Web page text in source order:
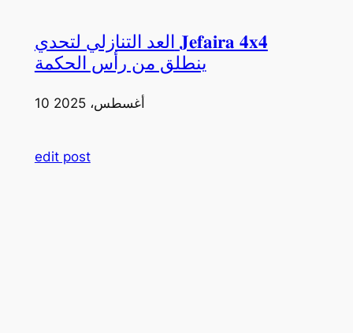
العد التنازلي لتحدي 𝐉𝐞𝐟𝐚𝐢𝐫𝐚 𝟒𝐱𝟒
ينطلق من رأس الحكمة
10 أغسطس، 2025
edit post